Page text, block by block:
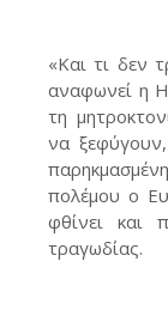
«Και τι δεν
αναφωνεί η
τη
να
πολέμου ο
φθίνει και
τραγωδίας.